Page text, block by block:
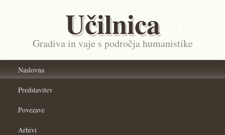
Učilnica
Gradiva in vaje s področja humanistike
Naslovna
Predstavitev
Povezave
Arhivi